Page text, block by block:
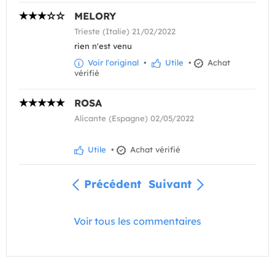
MELORY
Trieste (Italie) 21/02/2022
rien n'est venu
Voir l'original • Utile •
Achat
vérifié
ROSA
Alicante (Espagne) 02/05/2022
Utile • Achat vérifié
Précédent Suivant
Voir tous les commentaires